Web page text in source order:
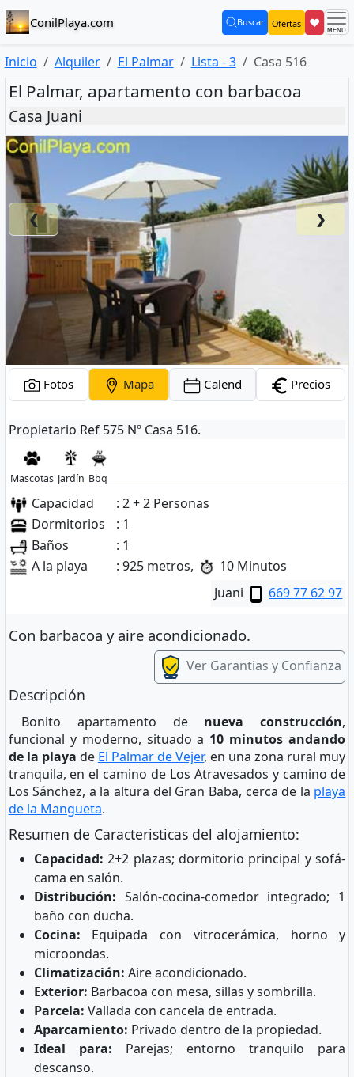
ConilPlaya.com Buscar
(current) Ofertas ❤
Inicio Alquiler El Palmar Lista - 3 Casa 516
El Palmar, apartamento con barbacoa
Casa Juani
❮ ❯
Fotos Mapa Calend Precios
Propietario Ref 575 Nº Casa 516.
Mascotas Jardín Bbq
Capacidad
: 2 + 2 Personas
Dormitorios
: 1
Baños
: 1
A la playa
: 925 metros,
10 Minutos
Juani
669 77 62 97
Con barbacoa y aire acondicionado.
Ver Garantias y Confianza
Descripción
Bonito apartamento de nueva construcción,
funcional y moderno, situado a 10 minutos andando
de la playa de El Palmar de Vejer, en una zona rural muy
tranquila, en el camino de Los Atravesados y camino de
Los Sánchez, a la altura del Gran Baba, cerca de la playa
de la Mangueta.
Resumen de Caracteristicas del alojamiento:
Capacidad: 2+2 plazas; dormitorio principal y sofá-
cama en salón.
Distribución: Salón-cocina-comedor integrado; 1
baño con ducha.
Cocina: Equipada con vitrocerámica, horno y
microondas.
Climatización: Aire acondicionado.
Exterior: Barbacoa con mesa, sillas y sombrilla.
Parcela: Vallada con cancela de entrada.
Aparcamiento: Privado dentro de la propiedad.
Ideal para: Parejas; entorno tranquilo para
descanso.